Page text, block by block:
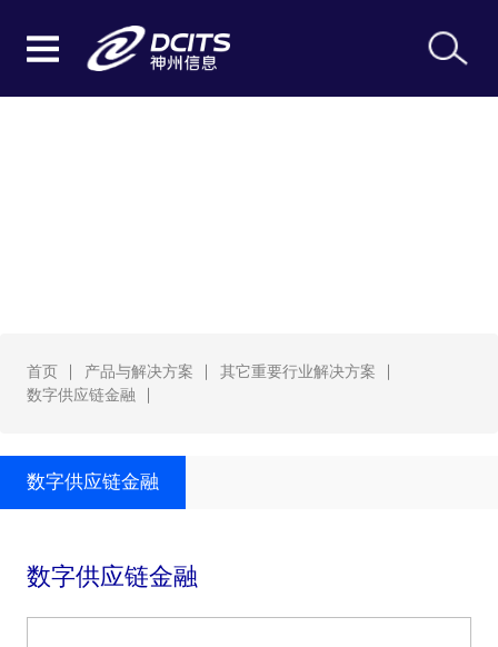
首页 产品与解决方案
其它重要行业解决方案
数字供应链金融
数字供应链金融
数字供应链金融